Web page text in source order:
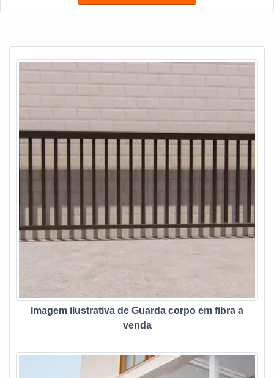
oferecem serviços de alta qualidade, como corte, usinagem,
Imagem ilustrativa de Guarda corpo em fibra a
venda